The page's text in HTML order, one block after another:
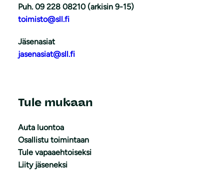
Puh. 09 228 08210 (arkisin 9-15)
toimisto@sll.fi
Jäsenasiat
jasenasiat@sll.fi
Tule mukaan
Auta luontoa
Osallistu toimintaan
Tule vapaaehtoiseksi
Liity jäseneksi